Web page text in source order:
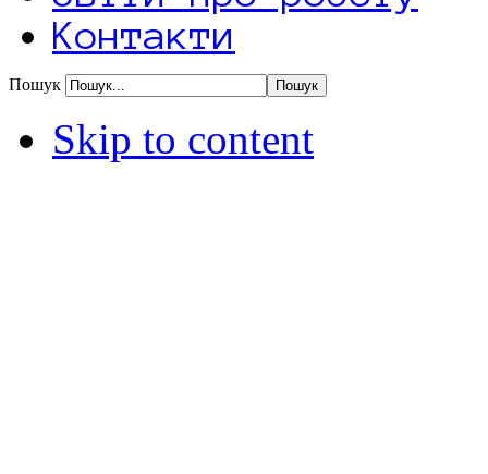
Контакти
Пошук
Skip to content